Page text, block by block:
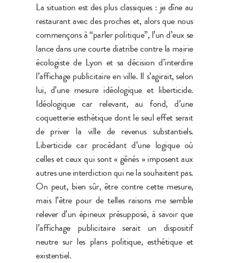
La situation est des plus classiques : je dîne au
restaurant avec des proches et, alors que nous
commençons à “parler politique”, l’un d’eux se
lance dans une courte diatribe contre la mairie
écologiste de Lyon et sa décision d’interdire
l’affichage publicitaire en ville. Il s’agirait, selon
lui, d’une mesure idéologique et liberticide.
Idéologique car relevant, au fond, d’une
coquetterie esthétique dont le seul effet serait
de priver la ville de revenus substantiels.
Liberticide car procédant d’une logique où
celles et ceux qui sont « gênés » imposent aux
autres une interdiction qui ne la souhaitent pas.
On peut, bien sûr, être contre cette mesure,
mais l’être pour de telles raisons me semble
relever d’un épineux présupposé, à savoir que
l’affichage publicitaire serait un dispositif
neutre sur les plans politique, esthétique et
existentiel.